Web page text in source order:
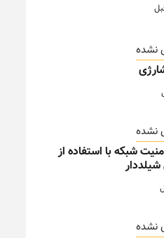
نشده
نشده
شبکه با استفاده از
نشده